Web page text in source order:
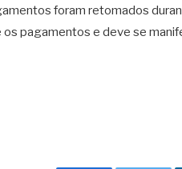
foram retomados
pagamentos e deve se